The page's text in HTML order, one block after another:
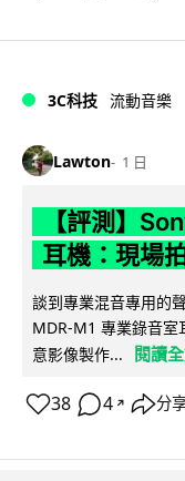
3C科技 流動音樂
Lawton 1 日
【評測】
耳機：現場
談到專業混音專用的
MDR-M1 專業錄音室
意影像製作...
閱讀
38 4 ↗ 分